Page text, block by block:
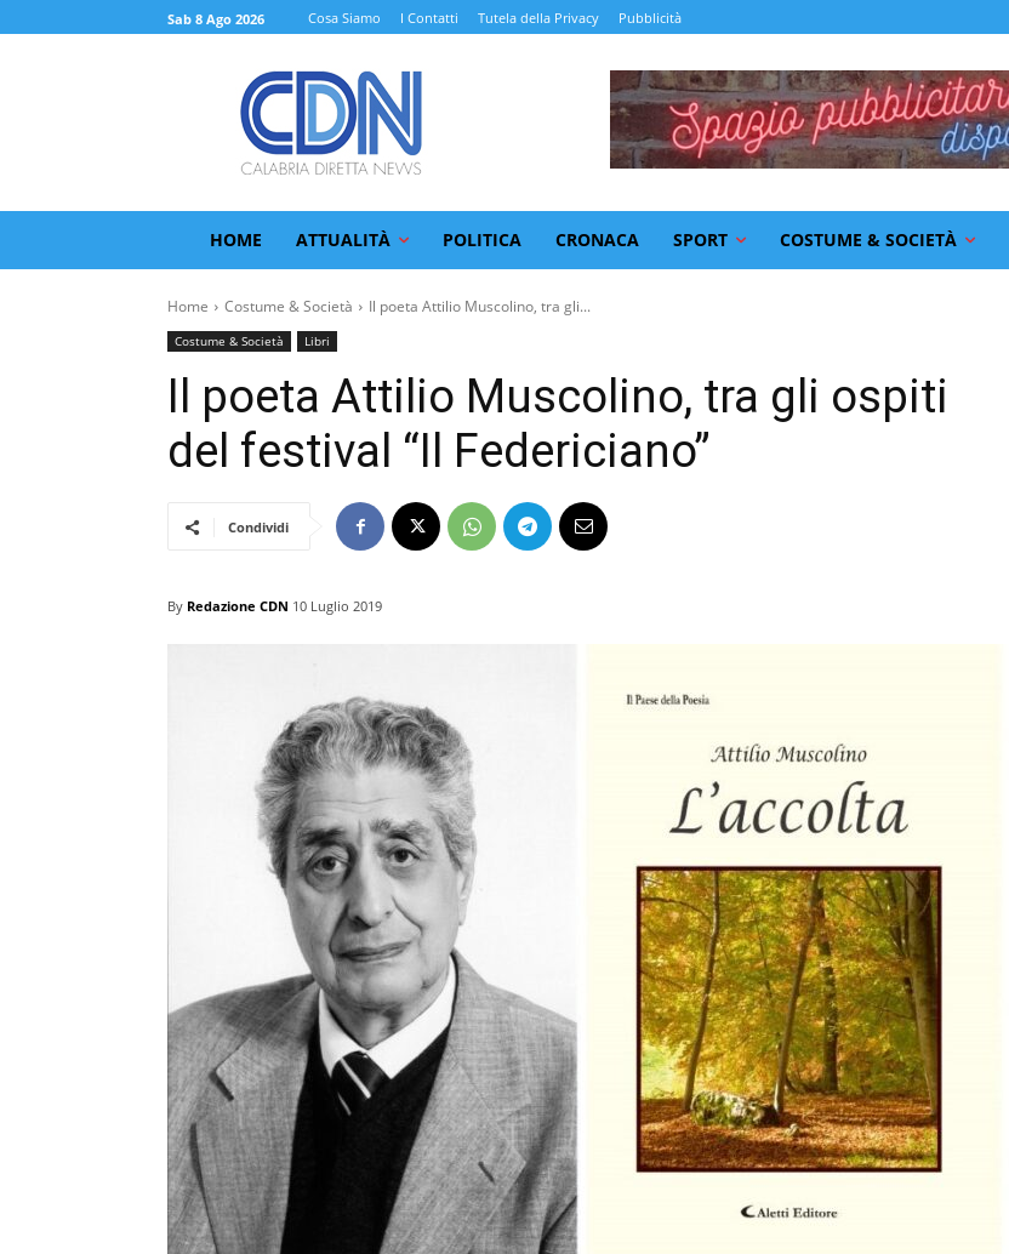
Sab 8 Ago 2026 Cosa Siamo I Contatti Tutela della Privacy Pubblicità
HOME ATTUALITÀ POLITICA CRONACA SPORT COSTUME & SOCIETÀ
Home Costume & Società Il poeta Attilio Muscolino, tra gli...
Costume & Società Libri
Il poeta Attilio Muscolino, tra gli ospiti
del festival “Il Federiciano”
Condividi
By Redazione CDN 10 Luglio 2019